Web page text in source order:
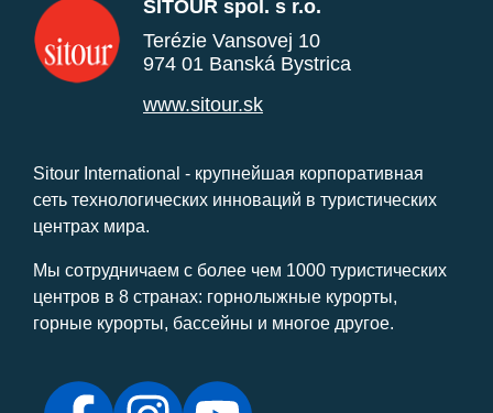
SITOUR spol. s r.o.
Terézie Vansovej 10
974 01 Banská Bystrica
www.sitour.sk
Sitour International - крупнейшая корпоративная
сеть технологических инноваций в туристических
центрах мира.
Мы сотрудничаем с более чем 1000 туристических
центров в 8 странах: горнолыжные курорты,
горные курорты, бассейны и многое другое.